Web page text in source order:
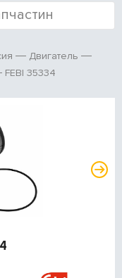
Двигатель
FEBI 35334